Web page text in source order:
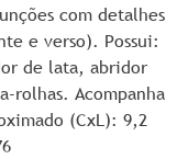
com detalhes
e verso). Possui:
de lata, abridor
rolhas. Acompanha
(CxL): 9,2